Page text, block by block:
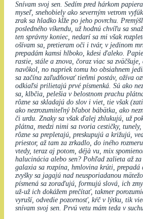
Snívam svoj sen. Sedím pred hárkom
myseľ, snehobiely ako severným vetrom
zrak sa hladko kĺže po jeho povrchu.
posledného víkendu, už hodnú chvíľu sa
ten správny koniec, nedarí sa mi však
ošívam sa, pretieram oči i tvár, v jedinom
prepadám kamsi hlboko, kdesi ďaleko.
rastie, stále a znova, čoraz viac sa zväčšuje,
navôkol, no napriek tomu ho obsiahnem
sa začína zaľudňovať tieňmi postáv, ožíva
odkiaľsi prilietajú prvé písmenká. Sú ako
sa, klbčia, pelešia v belostnom prachu
rôzne sa skladajú do slov i viet, tie však
ako nezrozumiteľný bľabot bábätka, ako
či urdu. Znaky sa však ďalej zhlukujú, už
plátna, medzi nimi sa tvoria cestičky,
rôzne sa prepletajú, preskupujú a križujú,
priestor, až tam za zrkadlo, do iného
vtedy, teraz aj potom, déjà vu, mix
halucinácia alebo sen? Pohľad zalieta až za
galaxia sa rozpína, hmlovina krúti, prepadá
zvyšky sa jagajú nad neusporiadanou
písmená sa zoraďujú, formujú slová, ich
už-už ich dokážem prečítať, takmer
vyruší, odvedie pozornosť, kŕč v lýtku, tik
snívam svoj sen. Prvú vetu mám teda v